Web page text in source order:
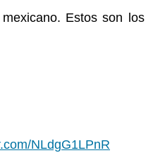
Estos son los
NLdgG1LPnR